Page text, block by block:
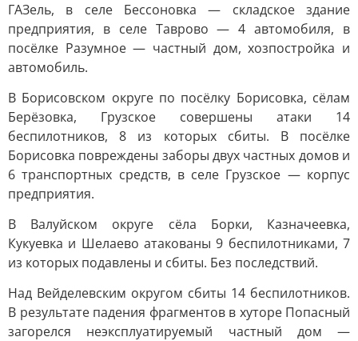
ГАЗель, в селе Бессоновка — складское здание
предприятия, в селе Таврово — 4 автомобиля, в
посёлке Разумное — частный дом, хозпостройка и
автомобиль.
В Борисовском округе по посёлку Борисовка, сёлам
Берёзовка, Грузское совершены атаки 14
беспилотников, 8 из которых сбиты. В посёлке
Борисовка повреждены заборы двух частных домов и
6 транспортных средств, в селе Грузское — корпус
предприятия.
В Валуйском округе сёла Борки, Казначеевка,
Кукуевка и Шелаево атакованы 9 беспилотниками, 7
из которых подавлены и сбиты. Без последствий.
Над Вейделевским округом сбиты 14 беспилотников.
В результате падения фрагментов в хуторе Попасный
загорелся неэксплуатируемый частный дом —